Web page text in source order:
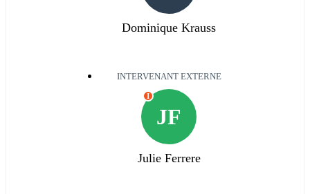
Dominique Krauss
INTERVENANT EXTERNE
JF
I
Julie Ferrere